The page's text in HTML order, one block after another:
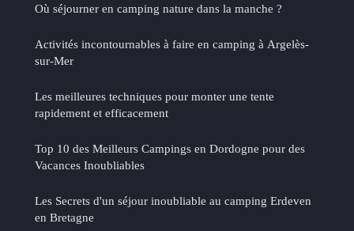
Où séjourner en camping nature dans la manche ?
Activités incontournables à faire en camping à Argelès-
sur-Mer
Les meilleures techniques pour monter une tente
rapidement et efficacement
Top 10 des Meilleurs Campings en Dordogne pour des
Vacances Inoubliables
Les Secrets d'un séjour inoubliable au camping Erdeven
en Bretagne